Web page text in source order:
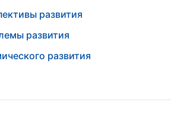
развития
развития
развития